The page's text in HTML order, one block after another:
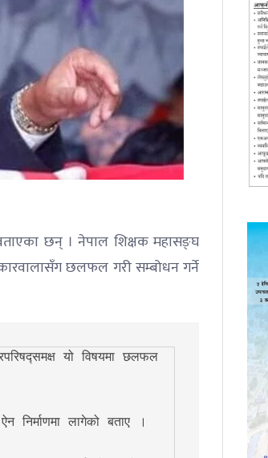
छन् । नेपाल शिक्षक महासङ्घ
छलफल गरी सम्बोधन गर्ने
यो विषयमा छलफल